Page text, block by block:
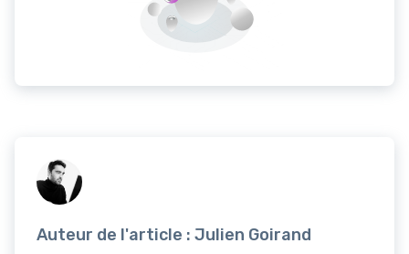
Auteur de l'article : Julien Goirand